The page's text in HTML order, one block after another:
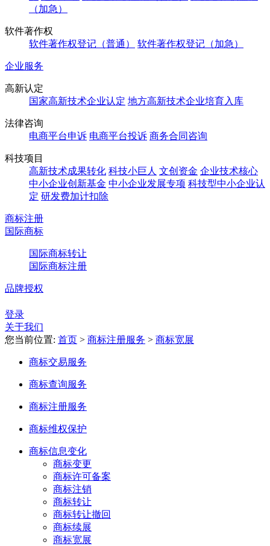
（加急）
软件著作权
软件著作权登记（普通）
软件著作权登记（加急）
企业服务
高新认定
国家高新技术企业认定 地方高新技术企业培育入库
法律咨询
电商平台申诉 电商平台投诉 商务合同咨询
科技项目
高新技术成果转化 科技小巨人 文创资金 企业技术核心
中小企业创新基金 中小企业发展专项 科技型中小企业认
定 研发费加计扣除
商标注册
国际商标
国际商标转让
国际商标注册
品牌授权
登录
关于我们
您当前位置: 首页 > 商标注册服务 > 商标宽展
商标交易服务
商标查询服务
商标注册服务
商标维权保护
商标信息变化
商标变更
商标许可备案
商标注销
商标转让
商标转让撤回
商标续展
商标宽展